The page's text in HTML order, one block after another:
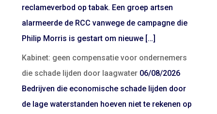
reclameverbod op tabak. Een groep artsen
alarmeerde de RCC vanwege de campagne die
Philip Morris is gestart om nieuwe […]
Kabinet: geen compensatie voor ondernemers
die schade lijden door laagwater 06/08/2026
Bedrijven die economische schade lijden door
de lage waterstanden hoeven niet te rekenen op